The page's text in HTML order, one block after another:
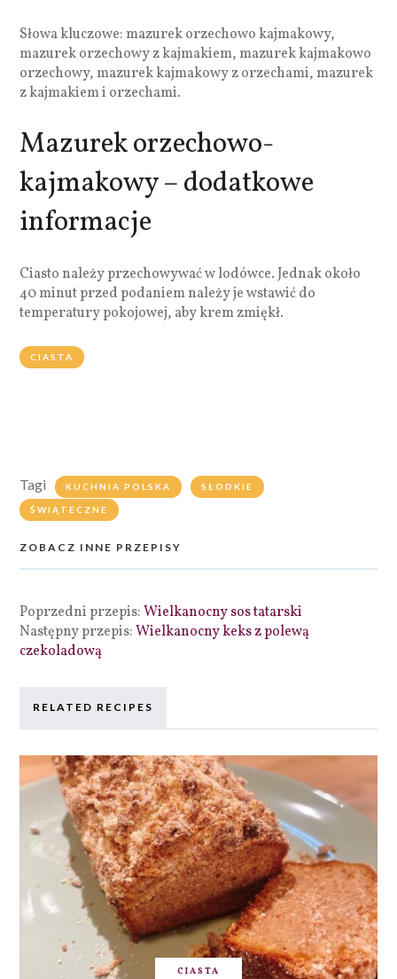
Słowa kluczowe: mazurek orzechowo kajmakowy,
mazurek orzechowy z kajmakiem, mazurek kajmakowo
orzechowy, mazurek kajmakowy z orzechami, mazurek
z kajmakiem i orzechami.
Mazurek orzechowo-
kajmakowy – dodatkowe
informacje
Ciasto należy przechowywać w lodówce. Jednak około
40 minut przed podaniem należy je wstawić do
temperatury pokojowej, aby krem zmiękł.
CIASTA
Tagi KUCHNIA POLSKA SŁODKIE
ŚWIĄTECZNE
ZOBACZ INNE PRZEPISY
Poprzedni przepis:Wielkanocny sos tatarski
Następny przepis:Wielkanocny keks z polewą
czekoladową
RELATED RECIPES
CIASTA